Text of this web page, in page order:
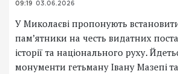
09:19 03.06.2026
У Миколаєві пропонують
пам’ятники на честь видатних
історії та національного руху.
монументи гетьману Івану Мазепі